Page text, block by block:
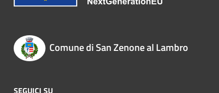
Comune di San Zenone al Lambro
SEGUICI SU